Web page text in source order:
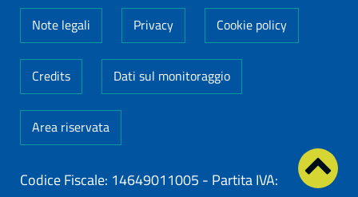
Note legali Privacy Cookie policy
Credits Dati sul monitoraggio
Area riservata
Codice Fiscale: 14649011005 - Partita IVA: